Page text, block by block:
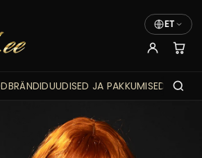
ET
BRÄNDIDUUDISED JA PAKKUMISED